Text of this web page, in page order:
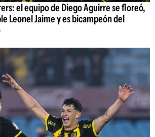
el equipo de Diego Aguirre se floreó,
Leonel Jaime y es bicampeón del